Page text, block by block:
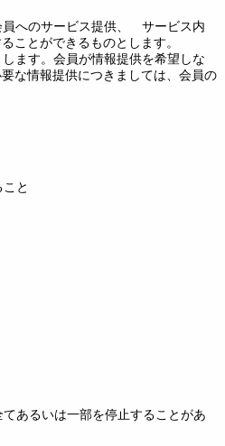
員へのサービス提供、 サービス内
ことができるものとします。
ます。会員が情報提供を希望しな
な情報提供につきましては、会員の
と
あるいは一部を停止することがあ